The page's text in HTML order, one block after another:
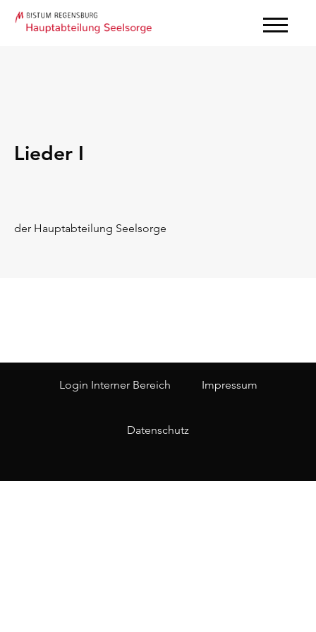
Lieder I
der Hauptabteilung Seelsorge
Login Interner Bereich Impressum
Datenschutz